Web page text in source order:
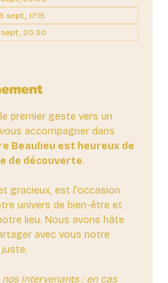
sept., 17:15
sept., 20:30
premier geste vers un
accompagner dans
Beaulieu est heureux de
de découverte.
gracieux, est l'occasion
univers de bien-être et
lieu. Nous avons hâte
avec vous notre
intervenants : en cas